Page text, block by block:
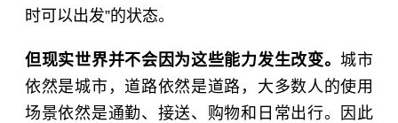
时可以出发”的状态。
但现实世界并不会因为这些能力发生改变。城市
依然是城市，道路依然是道路，大多数人的使用
场景依然是通勤、接送、购物和日常出行。因此